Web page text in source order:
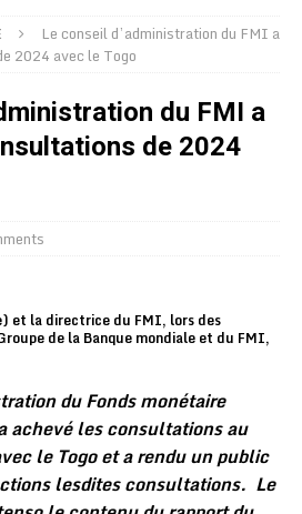
Le conseil d’administration du FMI a
2024 avec le Togo
du FMI a
de 2024
et la directrice du FMI, lors des
de la Banque mondiale et du FMI,
du Fonds monétaire
les consultations au
le Togo et a rendu un public
lesdites consultations. Le